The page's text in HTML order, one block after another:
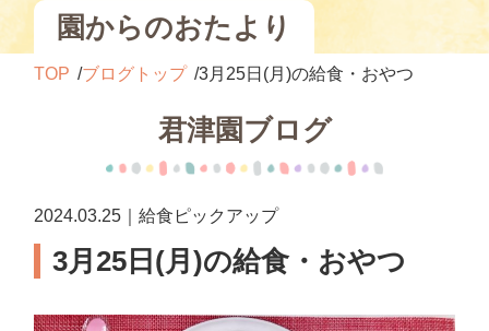
園からのおたより
TOP ブログトップ 3月25日(月)の給食・おやつ
君津園ブログ
2024.03.25｜給食ピックアップ
3月25日(月)の給食・おやつ